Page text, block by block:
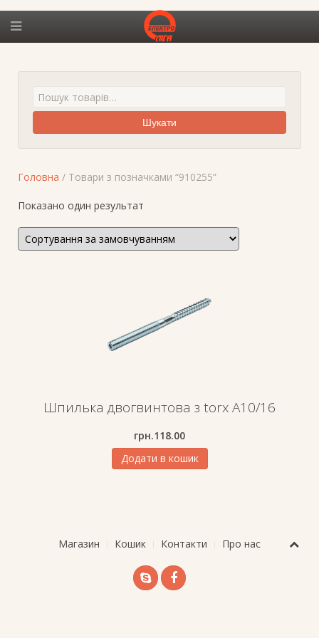
Шукати
Головна / Товари з позначками “910255”
Показано один результат
Шпилька двогвинтова з torx A10/16
грн.118.00
Додати в кошик
Магазин Кошик Контакти Про нас